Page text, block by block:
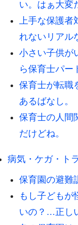
い。はぁ大変
上手な保護者
れないリアル
小さい子供が
ら保育士パー
保育士が転職
あるばなし。
保育士の人間
だけどね。
病気・ケガ・ト
保育園の避難
もし子どもが
いの？…正し